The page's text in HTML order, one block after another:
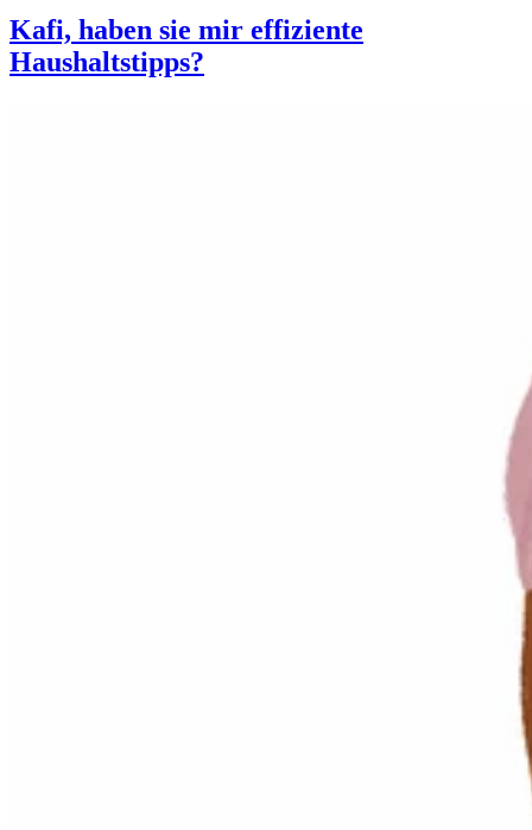
Kafi, haben sie mir effiziente
Haushaltstipps?